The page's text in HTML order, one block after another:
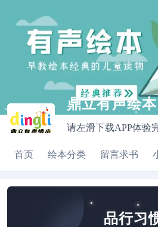
鼎立有声绘本
请左滑下载APP体验
首页 绘本分类 留言求书
品行习